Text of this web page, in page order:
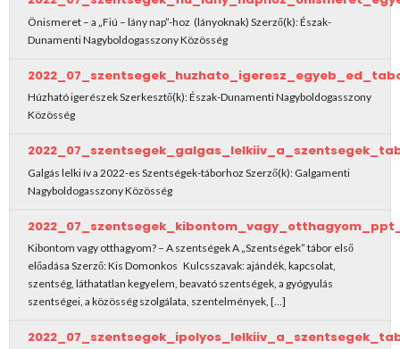
Önismeret – a „Fiú – lány nap”-hoz (lányoknak) Szerző(k): Észak-
Dunamenti Nagyboldogasszony Közösség
Húzható igerészek Szerkesztő(k): Észak-Dunamenti Nagyboldogasszony
Közösség
Galgás lelki ív a 2022-es Szentségek-táborhoz Szerző(k): Galgamenti
Nagyboldogasszony Közösség
Kibontom vagy otthagyom? – A szentségek A „Szentségek” tábor első
előadása Szerző: Kis Domonkos Kulcsszavak: ajándék, kapcsolat,
szentség, láthatatlan kegyelem, beavató szentségek, a gyógyulás
szentségei, a közösség szolgálata, szentelmények, […]